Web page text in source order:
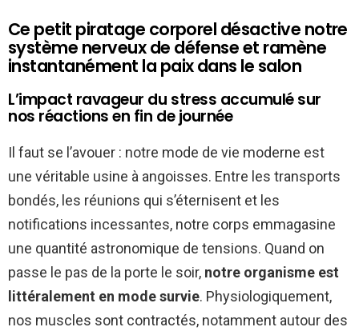
Ce petit piratage corporel désactive notre
système nerveux de défense et ramène
instantanément la paix dans le salon
L’impact ravageur du stress accumulé sur
nos réactions en fin de journée
Il faut se l’avouer : notre mode de vie moderne est
une véritable usine à angoisses. Entre les transports
bondés, les réunions qui s’éternisent et les
notifications incessantes, notre corps emmagasine
une quantité astronomique de tensions. Quand on
passe le pas de la porte le soir, notre organisme est
littéralement en mode survie. Physiologiquement,
nos muscles sont contractés, notamment autour des